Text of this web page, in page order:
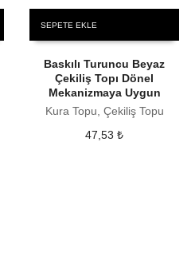
SEPETE EKLE
Baskılı Turuncu Beyaz
Çekiliş Topı Dönel
Mekanizmaya Uygun
Kura Topu, Çekiliş Topu
47,53₺